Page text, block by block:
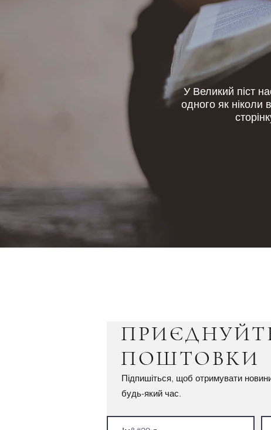
У Великий піст
одного як
ПОШТОВКИ
Підпишіться, щоб отримувати
будь-який час.